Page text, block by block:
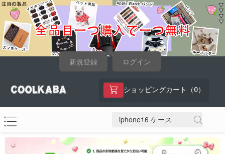
新規登録 ログイン
ショッピングカート（ 0）